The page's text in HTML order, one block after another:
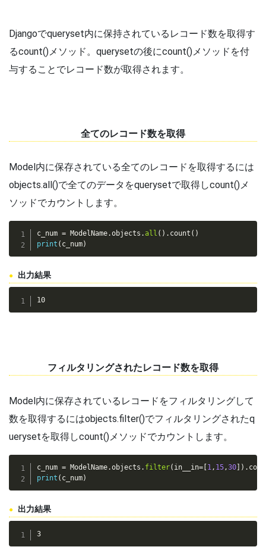
Djangoでqueryset内に保持されているレコード数を取得す
るcount()メソッド。querysetの後にcount()メソッドを付
与することでレコード数が取得されます。
全てのレコード数を取得
Model内に保存されている全てのレコードを取得するには
objects.all()で全てのデータをquerysetで取得しcount()メ
ソッドでカウントします。
c_num = ModelName.objects .all ( ) . count ( )
print ( c_num)
出力結果
10
フィルタリングされたレコード数を取得
Model内に保存されているレコードをフィルタリングして
数を取得するにはobjects.filter()でフィルタリングされたq
uerysetを取得しcount()メソッドでカウントします。
c_num = ModelName.objects . filter( in__in=[ 1, 15,30] ) .
print ( c_num)
出力結果
3